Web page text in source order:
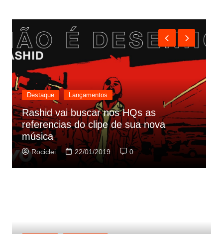
Destaque Lançamentos
Rashid vai buscar nos HQs as
referencias do clipe de sua nova
música
Rociclei 22/01/2019 0